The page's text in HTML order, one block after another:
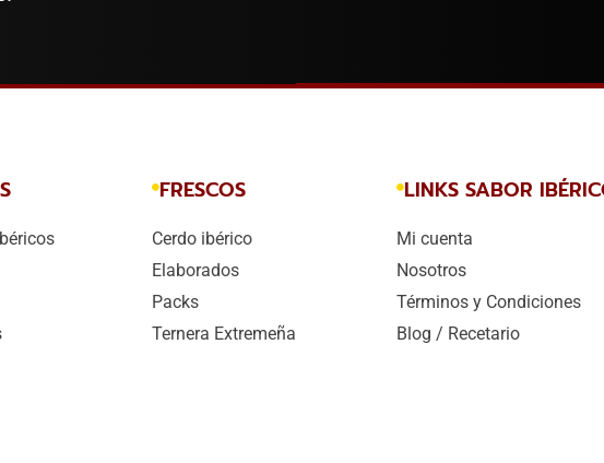
FRESCOS
Cerdo ibérico
Elaborados
Packs
Ternera Extremeña
LINKS SABOR
Mi cuenta
Nosotros
Términos y Condiciones
Blog / Recetario